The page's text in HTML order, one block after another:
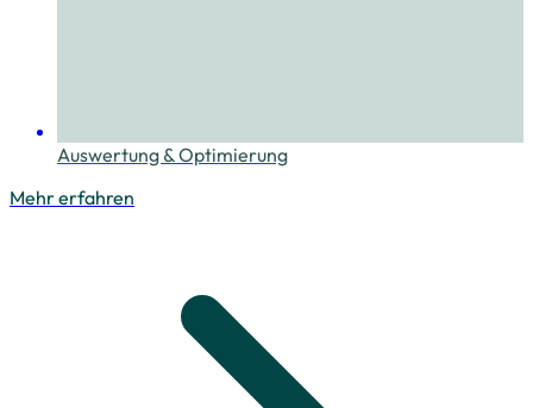
Auswertung & Optimierung
Mehr erfahren